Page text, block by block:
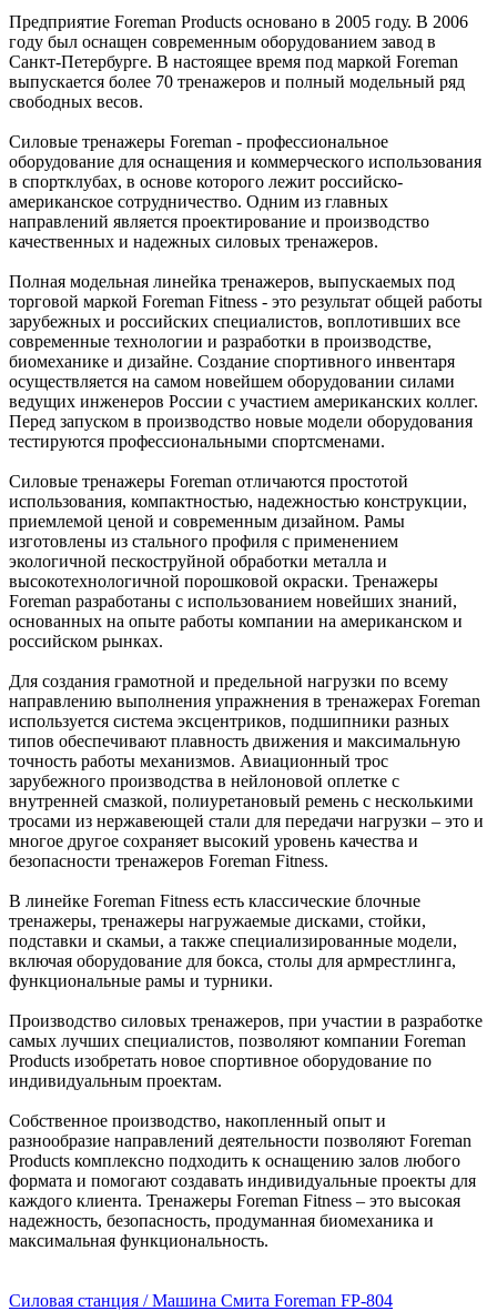
Предприятие Foreman Products основано в 2005 году. В 2006
году был оснащен современным оборудованием завод в
Санкт-Петербурге. В настоящее время под маркой Foreman
выпускается более 70 тренажеров и полный модельный ряд
свободных весов.
Силовые тренажеры Foreman - профессиональное
оборудование для оснащения и коммерческого использования
в спортклубах, в основе которого лежит российско-
американское сотрудничество. Одним из главных
направлений является проектирование и производство
качественных и надежных силовых тренажеров.
Полная модельная линейка тренажеров, выпускаемых под
торговой маркой Foreman Fitness - это результат общей работы
зарубежных и российских специалистов, воплотивших все
современные технологии и разработки в производстве,
биомеханике и дизайне. Создание спортивного инвентаря
осуществляется на самом новейшем оборудовании силами
ведущих инженеров России с участием американских коллег.
Перед запуском в производство новые модели оборудования
тестируются профессиональными спортсменами.
Силовые тренажеры Foreman отличаются простотой
использования, компактностью, надежностью конструкции,
приемлемой ценой и современным дизайном. Рамы
изготовлены из стального профиля с применением
экологичной пескоструйной обработки металла и
высокотехнологичной порошковой окраски. Тренажеры
Foreman разработаны с использованием новейших знаний,
основанных на опыте работы компании на американском и
российском рынках.
Для создания грамотной и предельной нагрузки по всему
направлению выполнения упражнения в тренажерах Foreman
используется система эксцентриков, подшипники разных
типов обеспечивают плавность движения и максимальную
точность работы механизмов. Авиационный трос
зарубежного производства в нейлоновой оплетке с
внутренней смазкой, полиуретановый ремень с несколькими
тросами из нержавеющей стали для передачи нагрузки – это и
многое другое сохраняет высокий уровень качества и
безопасности тренажеров Foreman Fitness.
В линейке Foreman Fitness есть классические блочные
тренажеры, тренажеры нагружаемые дисками, стойки,
подставки и скамьи, а также специализированные модели,
включая оборудование для бокса, столы для армрестлинга,
функциональные рамы и турники.
Производство силовых тренажеров, при участии в разработке
самых лучших специалистов, позволяют компании Foreman
Products изобретать новое спортивное оборудование по
индивидуальным проектам.
Собственное производство, накопленный опыт и
разнообразие направлений деятельности позволяют Foreman
Products комплексно подходить к оснащению залов любого
формата и помогают создавать индивидуальные проекты для
каждого клиента. Тренажеры Foreman Fitness – это высокая
надежность, безопасность, продуманная биомеханика и
максимальная функциональность.
Силовая станция / Машина Смита Foreman FP-804